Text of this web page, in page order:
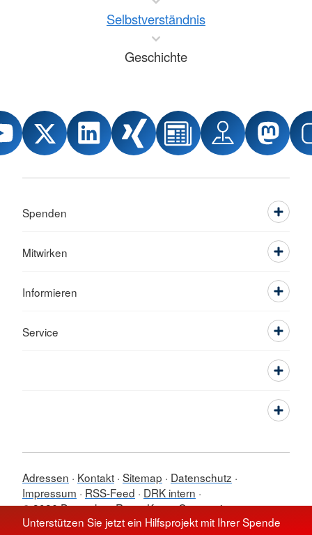
Unterstützen Sie jetzt ein Hilfsprojekt mit Ihrer Spende
Selbstverständnis
Geschichte
Spenden
Mitwirken
Informieren
Service
Adressen Kontakt Sitemap
Datenschutz
Impressum
RSS-Feed
DRK intern
© 2026 Deutsches Rotes Kreuz Ortsverein